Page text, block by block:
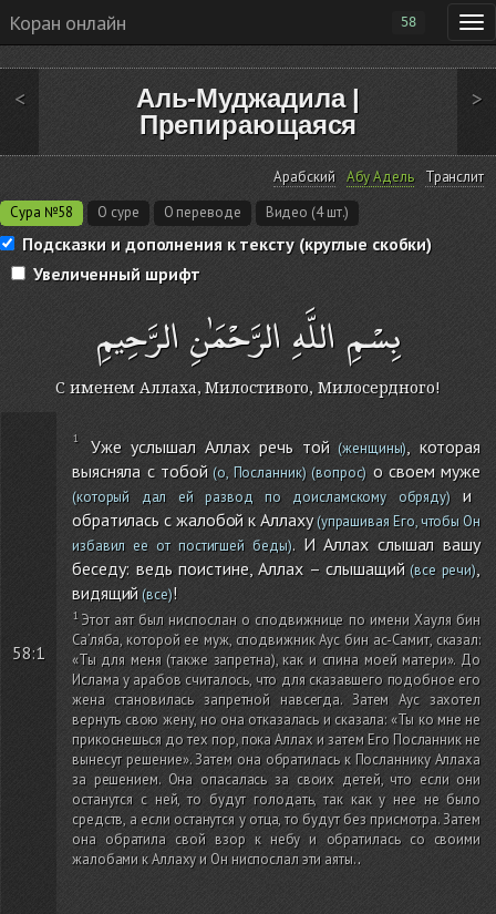
Коран онлайн 58
< Аль-Муджадила|
Препирающаяся
>
Сура №58 О суре О переводе Видео (4 шт.)
Арабский Абу Адель Транслит
Подсказки и дополнения к тексту (круглые скобки)
Увеличенный шрифт
بِسْمِ اللَّهِ الرَّحْمَٰنِ الرَّحِيمِ
С именем Аллаха, Милостивого, Милосердного!
58:1
Уже услышал Аллах речь той(женщины), которая
выясняла с тобой(о, Посланник)(вопрос) о своем муже
(который дал ей развод по доисламскому обряду) и
обратилась с жалобой к Аллаху(упрашивая Его, чтобы Он
избавил ее от постигшей беды). И Аллах слышал вашу
беседу: ведь поистине, Аллах – слышащий(все речи),
видящий (все)!
Этот аят был ниспослан о сподвижнице по имени Хауля бин
Са’ляба, которой ее муж, сподвижник Аус бин ас-Самит, сказал:
«Ты для меня(также запретна), как и спина моей матери». До
Ислама у арабов считалось, что для сказавшего подобное его
жена становилась запретной навсегда. Затем Аус захотел
вернуть свою жену, но она отказалась и сказала: «Ты ко мне не
прикоснешься до тех пор, пока Аллах и затем Его Посланник не
вынесут решение». Затем она обратилась к Посланнику Аллаха
за решением. Она опасалась за своих детей, что если они
останутся с ней, то будут голодать, так как у нее не было
средств, а если останутся у отца, то будут без присмотра. Затем
она обратила свой взор к небу и обратилась со своими
жалобами к Аллаху и Он ниспослал эти аяты..